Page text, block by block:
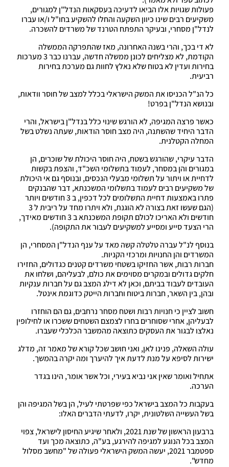
פעולות שגויות אלו הביאו לדעיכה בעסקאות הנדל"ן למגורים,
משקיעים רבים שינו כיוון השקעה והחלו להשקיע בחו"ל ו/או עברו
לנדל"ן מסחרי, ובעיקר התפתח הטרנד של משרדים להשכרה.
לא די בכך, והרי בשנה האחרונה, מאז שהתפרקה הממשלה
הקודמת, לא מצליחים לכונן ממשלה חדשה, עברנו כבר 3 מערכות
בחירות ועדין לא בטוח שלא נאלץ לחוות גם מערכת בחירות
רביעית.
כל הנ"ל הכניסו את המשק הישראלי בכלל למצב של חוסר וודאות,
ובנושא הנדל"ן בפרט!
כאשר פרצה המגיפה, לא הורגש שינוי כלל בנדל"ן בישראל, והרי
הדבר היחיד שהשתנה, היה מצב חוסר הודאות, שעתה נשלט בשל
המחלה הקטלנית.
הדבר עיקרי, שהורגש בשטח, היה חוסר היכולת של שוכרים, הן
במגורים והן במסחר, לעמוד בתשלומי השכ"ד, והצפת בקשות
לדחיית או ויתור על תשלומי מבעלי הנכסים, ובנוסף גם אי היכולת
של משקיעים רבים לעמוד בתשלומי המשכנתא, דבר שהבנקים
פתרו באמצעות דחיית התשלומים לכל דכפין, ב 3 חודשים ויותר
(הגם שעשו זאת בצורה לא הוגנת, ולא ויתרו מחד על ריבית ל 3
חודשים ולא האריכו לכולם תקופת המשכנתא ב 3 חודשים מאידך,
הרי הצעד סייע ומסייע למשקיעים לעבור את התקופה).
בנוסף לנ"ל עברה טלטלה קשה מאד על ענף הנדל"ן המסחרי, הן
המשרדים והן החנויות ומרכזי הקניות.
חברות רבות, אשר החזיקו בשטחי משרדים קטנים כגדולים, החזירו
חלקים גדולים ובמקרים מסוימים את כולם, לבעליהם, ושלחו את
העובדים לעבוד בביתם, וכאן לא דילג המצב גם על חברות ענקיות
ובהן, בין השאר, חברות ביטוח וחברות הייטק כדוגמת אינטל.
חשוב לציין כי חנויות רבות ושטח מסחר נרחבים, גם הם הוחזרו
לבעליהן, אחרי שסוחרים בחרו לצמצם השטחים ששכרו או לחילופין
נאלצו לבגור את העסקים כתוצאה מהמשבר הכלכלי שעברו.
עולה השאלה, פנינו לאן, ואני חושב שכל קורא של מאמר זה, מדלג
ישירות לסיפא על מנת לדעת איך להיערך ומה יקרה בהמשך.
אתחיל ואומר שאין אני נביא בעירי, וכל אשר אומר, הינו בגדר
הערכה.
בעקבות כל המצב בישראל כפי שפרטתי לעיל, הן בשל המגיפה והן
בשל העשייה השלטונית, יקרו, לדעתי הדברים האלו:
ברבעון הראשון של שנת 2021, ולאחר שיגיע החיסון לישראל, צפוי
המצב בכל הנוגע למגיפה להירגע, בע"ה, כתוצאה מכך ועד
ספטמבר 2021, יעשה המשק הישראלי פעולה של "מחשב מסלול
מחדש".